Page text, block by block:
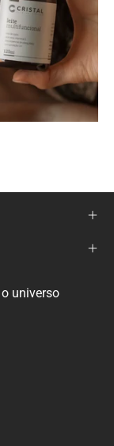
universo